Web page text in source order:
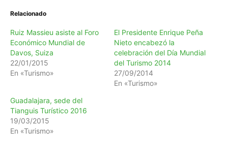
Relacionado
Ruiz Massieu asiste al Foro
Económico Mundial de
Davos, Suiza
22/01/2015
En «Turismo»
El Presidente Enrique Peña
Nieto encabezó la
celebración del Día Mundial
del Turismo 2014
27/09/2014
En «Turismo»
Guadalajara, sede del
Tianguis Turístico 2016
19/03/2015
En «Turismo»